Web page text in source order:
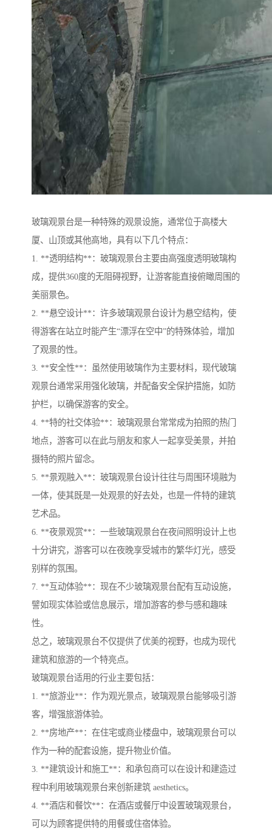
玻璃观景台是一种特殊的观景设施，通常位于高楼大
厦、山顶或其他高地，具有以下几个特点：
1. **透明结构**：玻璃观景台主要由高强度透明玻璃构
成，提供360度的无阻碍视野，让游客能直接俯瞰周围的
美丽景色。
2. **悬空设计**：许多玻璃观景台设计为悬空结构，使
得游客在站立时能产生“漂浮在空中”的特殊体验，增加
了观景的性。
3. **安全性**：虽然使用玻璃作为主要材料，现代玻璃
观景台通常采用强化玻璃，并配备安全保护措施，如防
护栏，以确保游客的安全。
4. **特的社交体验**：玻璃观景台常常成为拍照的热门
地点，游客可以在此与朋友和家人一起享受美景，并拍
摄特的照片留念。
5. **景观融入**：玻璃观景台设计往往与周围环境融为
一体，使其既是一处观景的好去处，也是一件特的建筑
艺术品。
6. **夜景观赏**：一些玻璃观景台在夜间照明设计上也
十分讲究，游客可以在夜晚享受城市的繁华灯光，感受
别样的氛围。
7. **互动体验**：现在不少玻璃观景台配有互动设施，
譬如现实体验或信息展示，增加游客的参与感和趣味
性。
总之，玻璃观景台不仅提供了优美的视野，也成为现代
建筑和旅游的一个特亮点。
玻璃观景台适用的行业主要包括：
1. **旅游业**：作为观光景点，玻璃观景台能够吸引游
客，增强旅游体验。
2. **房地产**：在住宅或商业楼盘中，玻璃观景台可以
作为一种的配套设施，提升物业价值。
3. **建筑设计和施工**：和承包商可以在设计和建造过
程中利用玻璃观景台来创新建筑 aesthetics。
4. **酒店和餐饮**：在酒店或餐厅中设置玻璃观景台，
可以为顾客提供特的用餐或住宿体验。